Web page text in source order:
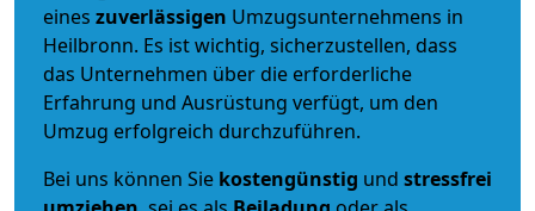
eines zuverlässigen Umzugsunternehmens in
Heilbronn. Es ist wichtig, sicherzustellen, dass
das Unternehmen über die erforderliche
Erfahrung und Ausrüstung verfügt, um den
Umzug erfolgreich durchzuführen.
Bei uns können Sie kostengünstig und stressfrei